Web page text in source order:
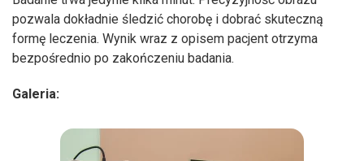
pozwala dokładnie śledzić chorobę i dobrać skuteczną
formę leczenia. Wynik wraz z opisem pacjent otrzyma
bezpośrednio po zakończeniu badania.
Galeria: